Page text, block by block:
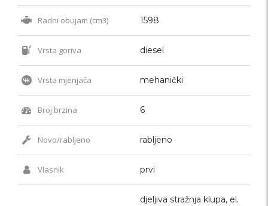
Radni obujam (cm3) 1598
Vrsta goriva diesel
Vrsta mjenjača mehanički
Broj brzina 6
Novo/rabljeno rabljeno
Vlasnik prvi
djeljiva stražnja klupa, el.